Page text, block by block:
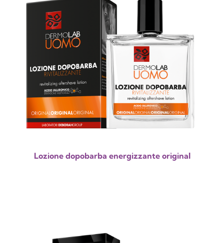
Lozione dopobarba energizzante original